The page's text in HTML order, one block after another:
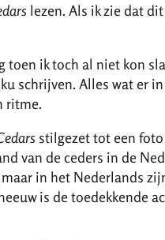
lezen. Als ik zie dat
ik toch al niet kon
schrijven. Alles wat er
ritme.
stilgezet tot een
van de ceders in de
in het Nederlands
is de toedekkende